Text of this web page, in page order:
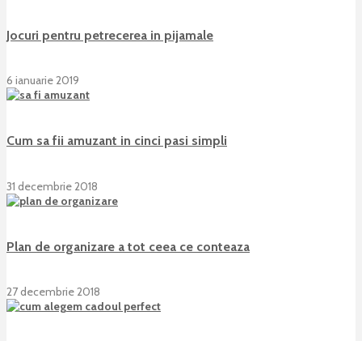
Jocuri pentru petrecerea in pijamale
6 ianuarie 2019
Cum sa fii amuzant in cinci pasi simpli
31 decembrie 2018
Plan de organizare a tot ceea ce conteaza
27 decembrie 2018